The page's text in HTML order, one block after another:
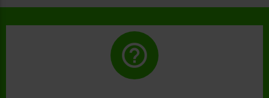
help_outline